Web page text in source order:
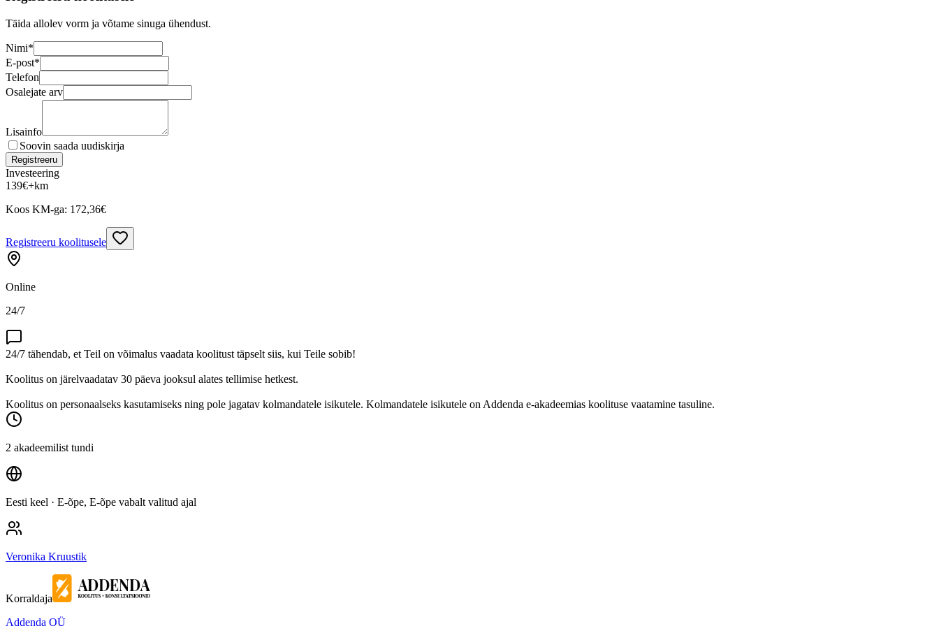
Täida allolev vorm ja võtame sinuga ühendust.
Nimi*
E-post*
Telefon
Osalejate arv
Lisainfo
Soovin saada uudiskirja
Registreeru
Investeering
139€+km
Koos KM-ga: 172,36€
Registreeru koolitusele
Online
24/7
24/7 tähendab, et Teil on võimalus vaadata koolitust täpselt siis, kui Teile sobib!
Koolitus on järelvaadatav 30 päeva jooksul alates tellimise hetkest.
Koolitus on personaalseks kasutamiseks ning pole jagatav kolmandatele isikutele. Kolmandatele isikutele on Addenda e-akadeemias koolituse vaatamine tasuline.
2 akadeemilist tundi
Eesti keel · E-õpe, E-õpe vabalt valitud ajal
Veronika Kruustik
Korraldaja
Addenda OÜ